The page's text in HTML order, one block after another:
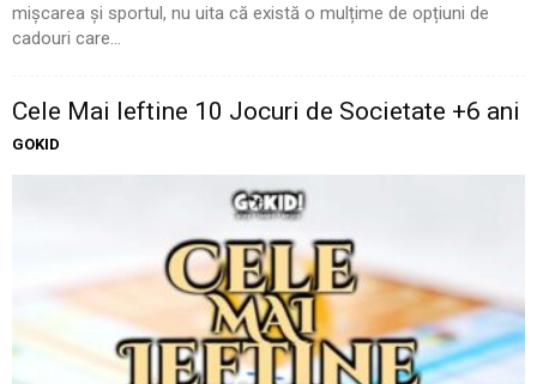
mișcarea și sportul, nu uita că există o mulțime de opțiuni de
cadouri care...
Cele Mai Ieftine 10 Jocuri de Societate +6 ani
GOKID